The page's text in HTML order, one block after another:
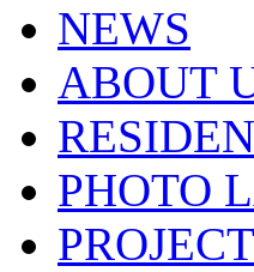
NEWS
ABOUT
PHOTO